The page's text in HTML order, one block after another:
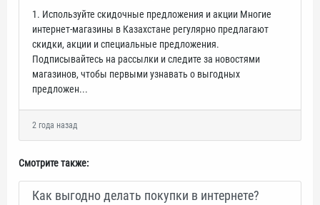
1. Используйте скидочные предложения и акции Многие
интернет-магазины в Казахстане регулярно предлагают
скидки, акции и специальные предложения.
Подписывайтесь на рассылки и следите за новостями
магазинов, чтобы первыми узнавать о выгодных
предложен...
2 года назад
Смотрите также:
Как выгодно делать покупки в интернете?